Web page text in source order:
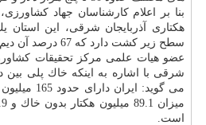
سطح زیر كشت دارد كه 67 درصد آن دیم و بقیه آبی است.
عضو هیات علمی مركز تحقیقات
شرقی با اشاره به اینكه خاك پلی بین
می گوید:
است.